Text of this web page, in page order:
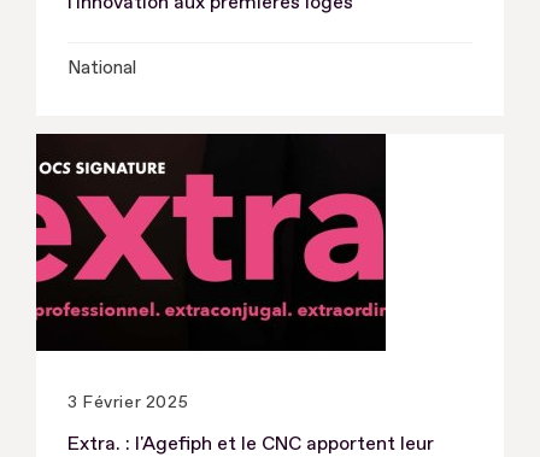
National
3 Février 2025
Extra. : l'Agefiph et le CNC apportent leur